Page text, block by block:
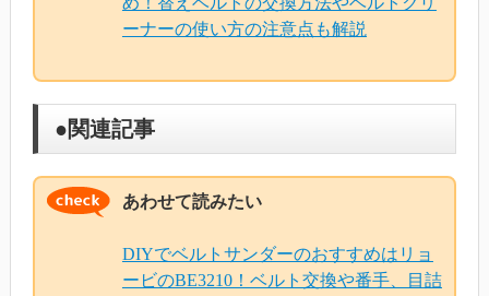
ーナーの使い方の注意点も解説
●関連記事
あわせて読みたい
DIYでベルトサンダーのおすすめはリョ
ービのBE3210！ベルト交換や番手、目詰